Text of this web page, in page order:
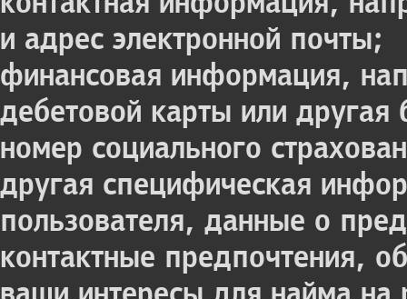
и адрес электронной почты;
финансовая информация,
дебетовой карты или
номер социального
другая специфическая
пользователя, данные о
контактные предпочтения,